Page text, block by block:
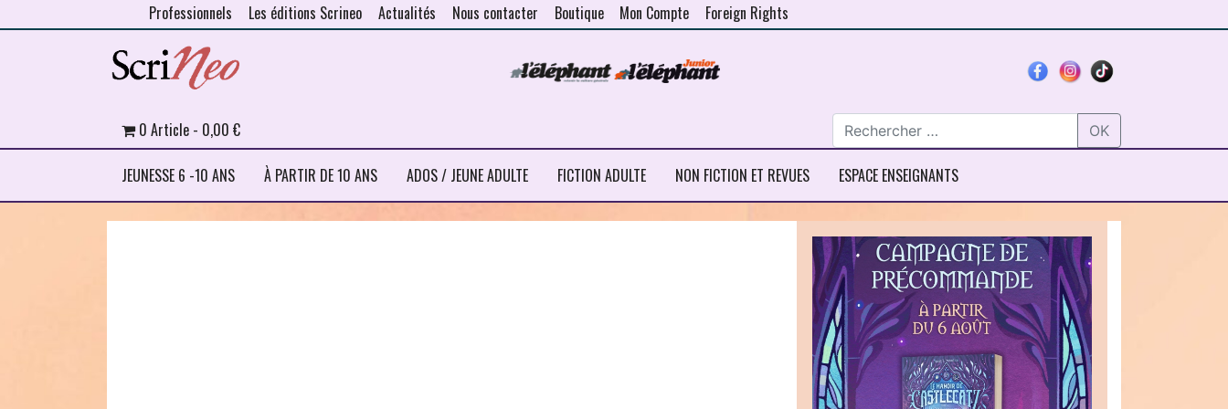
Professionnels Les éditions Scrineo Actualités Nous contacter Boutique Mon Compte Foreign Rights
OK
JEUNESSE 6 -10 ANS À PARTIR DE 10 ANS ADOS / JEUNE ADULTE FICTION ADULTE NON FICTION ET REVUES ESPACE ENSEIGNANTS
0 Article 0,00 €